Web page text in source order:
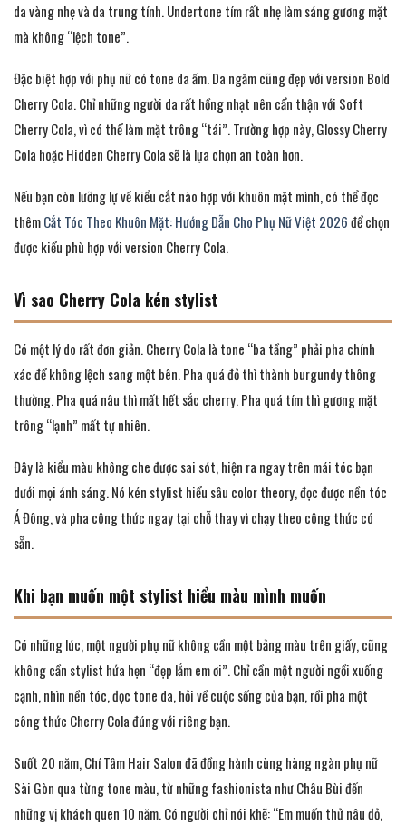
da vàng nhẹ và da trung tính. Undertone tím rất nhẹ làm sáng gương mặt
mà không “lệch tone”.
Đặc biệt hợp với phụ nữ có tone da ấm. Da ngăm cũng đẹp với version Bold
Cherry Cola. Chỉ những người da rất hồng nhạt nên cẩn thận với Soft
Cherry Cola, vì có thể làm mặt trông “tái”. Trường hợp này, Glossy Cherry
Cola hoặc Hidden Cherry Cola sẽ là lựa chọn an toàn hơn.
Nếu bạn còn lưỡng lự về kiểu cắt nào hợp với khuôn mặt mình, có thể đọc
thêmCắt Tóc Theo Khuôn Mặt: Hướng Dẫn Cho Phụ Nữ Việt 2026để chọn
được kiểu phù hợp với version Cherry Cola.
Vì sao Cherry Cola kén stylist
Có một lý do rất đơn giản. Cherry Cola là tone “ba tầng” phải pha chính
xác để không lệch sang một bên. Pha quá đỏ thì thành burgundy thông
thường. Pha quá nâu thì mất hết sắc cherry. Pha quá tím thì gương mặt
trông “lạnh” mất tự nhiên.
Đây là kiểu màu không che được sai sót, hiện ra ngay trên mái tóc bạn
dưới mọi ánh sáng. Nó kén stylist hiểu sâu color theory, đọc được nền tóc
Á Đông, và pha công thức ngay tại chỗ thay vì chạy theo công thức có
sẵn.
Khi bạn muốn một stylist hiểu màu mình muốn
Có những lúc, một người phụ nữ không cần một bảng màu trên giấy, cũng
không cần stylist hứa hẹn “đẹp lắm em ơi”. Chỉ cần một người ngồi xuống
cạnh, nhìn nền tóc, đọc tone da, hỏi về cuộc sống của bạn, rồi pha một
công thức Cherry Cola đúng với riêng bạn.
Suốt 20 năm, Chí Tâm Hair Salon đã đồng hành cùng hàng ngàn phụ nữ
Sài Gòn qua từng tone màu, từ những fashionista như Châu Bùi đến
những vị khách quen 10 năm. Có người chỉ nói khẽ: “Em muốn thử nâu đỏ,